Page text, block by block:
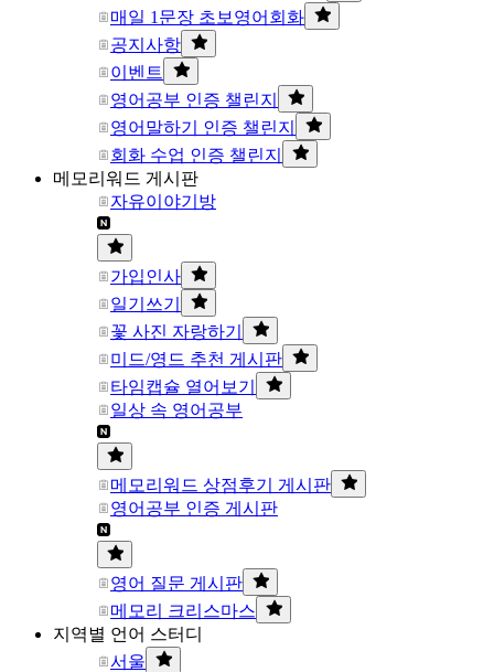
매일 1문장 초보영어회화
공지사항
이벤트
영어공부 인증 챌린지
영어말하기 인증 챌린지
회화 수업 인증 챌린지
메모리워드 게시판
자유이야기방
가입인사
일기쓰기
꽃 사진 자랑하기
미드/영드 추천 게시판
타임캡슐 열어보기
일상 속 영어공부
메모리워드 상점후기 게시판
영어공부 인증 게시판
영어 질문 게시판
메모리 크리스마스
지역별 언어 스터디
서울